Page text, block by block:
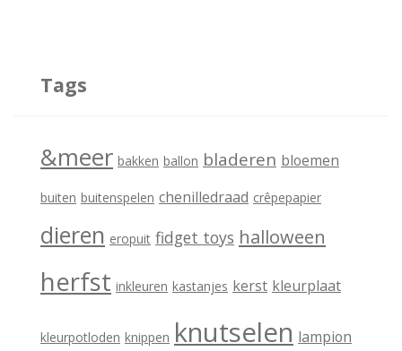
Tags
&meer bakken ballon bladeren bloemen
buiten buitenspelen chenilledraad crêpepapier
dieren eropuit fidget toys halloween
herfst inkleuren kastanjes kerst kleurplaat
kleurpotloden knippen knutselen lampion